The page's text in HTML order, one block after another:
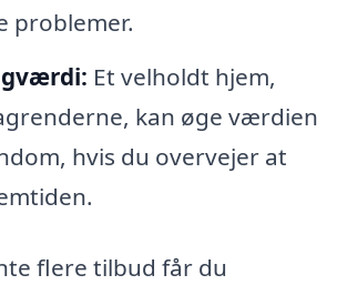
problemer.
Et velholdt hjem,
kan øge værdien
hvis du overvejer at
flere tilbud får du